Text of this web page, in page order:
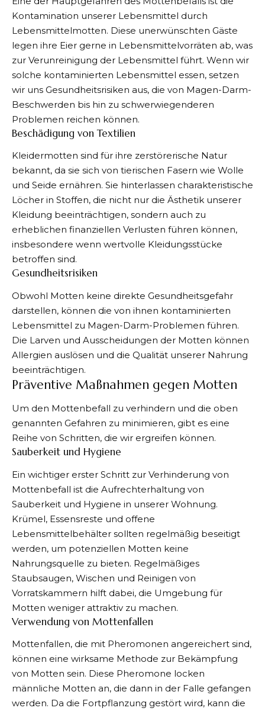
Kontamination unserer Lebensmittel durch
Lebensmittelmotten. Diese unerwünschten Gäste
legen ihre Eier gerne in Lebensmittelvorräten ab, was
zur Verunreinigung der Lebensmittel führt. Wenn wir
solche kontaminierten Lebensmittel essen, setzen
wir uns Gesundheitsrisiken aus, die von Magen-Darm-
Beschwerden bis hin zu schwerwiegenderen
Problemen reichen können.
Beschädigung von Textilien
Kleidermotten sind für ihre zerstörerische Natur
bekannt, da sie sich von tierischen Fasern wie Wolle
und Seide ernähren. Sie hinterlassen charakteristische
Löcher in Stoffen, die nicht nur die Ästhetik unserer
Kleidung beeinträchtigen, sondern auch zu
erheblichen finanziellen Verlusten führen können,
insbesondere wenn wertvolle Kleidungsstücke
betroffen sind.
Gesundheitsrisiken
Obwohl Motten keine direkte Gesundheitsgefahr
darstellen, können die von ihnen kontaminierten
Lebensmittel zu Magen-Darm-Problemen führen.
Die Larven und Ausscheidungen der Motten können
Allergien auslösen und die Qualität unserer Nahrung
beeinträchtigen.
Präventive Maßnahmen gegen Motten
Um den Mottenbefall zu verhindern und die oben
genannten Gefahren zu minimieren, gibt es eine
Reihe von Schritten, die wir ergreifen können.
Sauberkeit und Hygiene
Ein wichtiger erster Schritt zur Verhinderung von
Mottenbefall ist die Aufrechterhaltung von
Sauberkeit und Hygiene in unserer Wohnung.
Krümel, Essensreste und offene
Lebensmittelbehälter sollten regelmäßig beseitigt
werden, um potenziellen Motten keine
Nahrungsquelle zu bieten. Regelmäßiges
Staubsaugen, Wischen und Reinigen von
Vorratskammern hilft dabei, die Umgebung für
Motten weniger attraktiv zu machen.
Verwendung von Mottenfallen
Mottenfallen, die mit Pheromonen angereichert sind,
können eine wirksame Methode zur Bekämpfung
von Motten sein. Diese Pheromone locken
männliche Motten an, die dann in der Falle gefangen
werden. Da die Fortpflanzung gestört wird, kann die